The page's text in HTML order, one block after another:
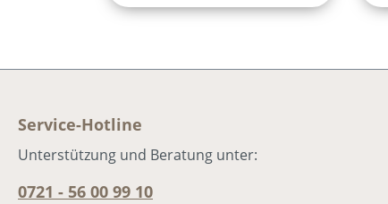
Service-Hotline
Unterstützung und Beratung unter:
0721 - 56 00 99 10